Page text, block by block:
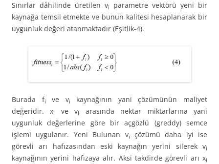
Sınırlar dâhilinde üretilen vi
parametre vektörü yeni bir
kaynağa temsil etmekte ve bunun kalitesi hesaplanarak bir
uygunluk değeri atanmaktadır (Eşitlik-4).
Burada fi ve vi
kaynağının yani çözümünün maliyet
değeridir. xi ve vi
arasında nektar miktarlarına yani
uygunluk değerlerine göre bir açgözlü (greddy) semce
işlemi uygulanır. Yeni Bulunan vi
çözümü daha iyi ise
görevli arı hafızasından eski kaynağın yerini silerek vi
kaynağının yerini hafızaya alır. Aksi takdirde görevli arı xi